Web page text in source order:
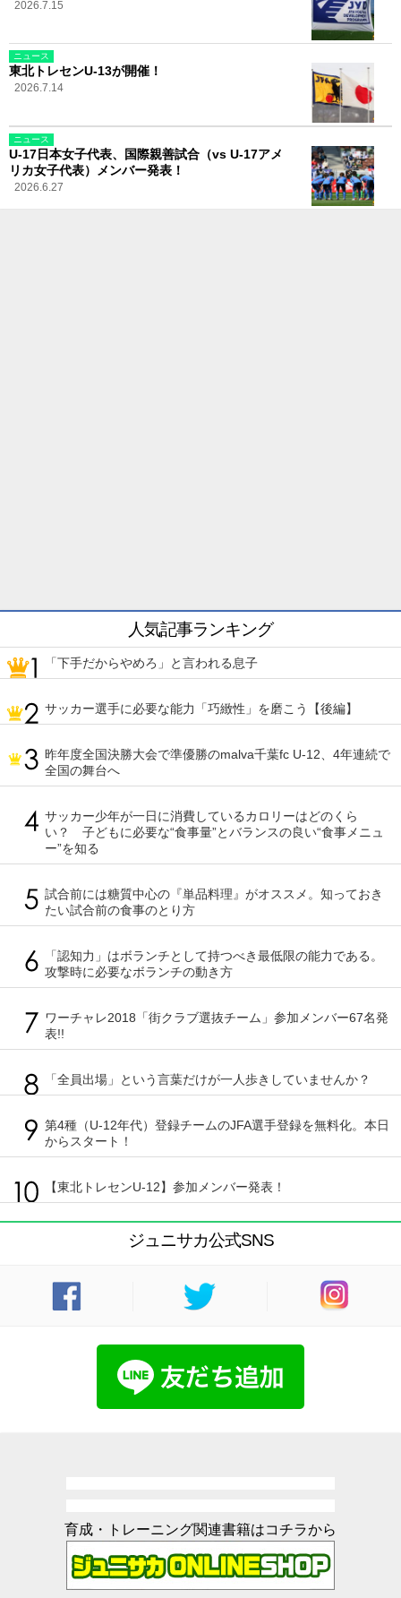
2026.7.15
ニュース
東北トレセンU-13が開催！
2026.7.14
ニュース
U-17日本女子代表、国際親善試合（vs U-17アメ
リカ女子代表）メンバー発表！
2026.6.27
人気記事ランキング
「下手だからやめろ」と言われる息子
サッカー選手に必要な能力「巧緻性」を磨こう【後編】
昨年度全国決勝大会で準優勝のmalva千葉fc U-12、4年連続で
全国の舞台へ
サッカー少年が一日に消費しているカロリーはどのくら
い？ 子どもに必要な“食事量”とバランスの良い“食事メニュ
ー”を知る
試合前には糖質中心の『単品料理』がオススメ。知っておき
たい試合前の食事のとり方
「認知力」はボランチとして持つべき最低限の能力である。
攻撃時に必要なボランチの動き方
ワーチャレ2018「街クラブ選抜チーム」参加メンバー67名発
表!!
「全員出場」という言葉だけが一人歩きしていませんか？
第4種（U-12年代）登録チームのJFA選手登録を無料化。本日
からスタート！
【東北トレセンU-12】参加メンバー発表！
ジュニサカ公式SNS
育成・トレーニング関連書籍はコチラから